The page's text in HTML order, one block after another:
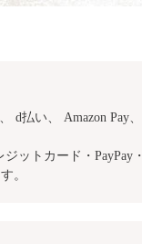
d払い、 Amazon Pay、
ットカード・PayPay・
。